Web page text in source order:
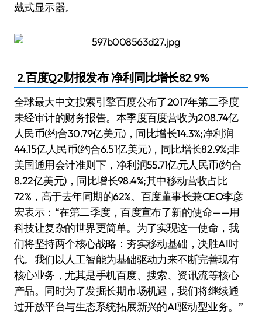
戴式显示器。
2.百度Q2财报发布 净利同比增长82.9%
全球最大中文搜索引擎百度公布了2017年第二季度
未经审计的财务报告。本季度百度营收为208.74亿
人民币(约合30.79亿美元)，同比增长14.3%;净利润
44.15亿人民币(约合6.51亿美元)，同比增长82.9%;非
美国通用会计准则下，净利润55.71亿元人民币(约合
8.22亿美元)，同比增长98.4%;其中移动营收占比
72%，高于去年同期的62%。百度董事长兼CEO李彦
宏表示：“在第二季度，百度宣布了新的使命——用
科技让复杂的世界更简单。为了实现这一使命，我
们将坚持两个核心战略：夯实移动基础，决胜AI时
代。我们以人工智能为基础驱动力来不断完善现有
核心业务，尤其是手机百度、搜索、资讯流等核心
产品。同时为了发掘长期市场机遇，我们将继续通
过开放平台与生态系统拓展新兴的AI驱动型业务。”